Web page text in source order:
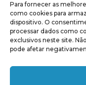
Para fornecer as
como cookies para
dispositivo. O
processar dados como
exclusivos neste site.
pode afetar
E-
mail
(obrigatório)
Sub
região